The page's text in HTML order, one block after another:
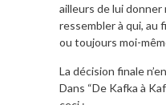
ailleurs de lui donner
ressembler à qui, au
ou toujours moi-
La décision finale
Dans “De Kafka à